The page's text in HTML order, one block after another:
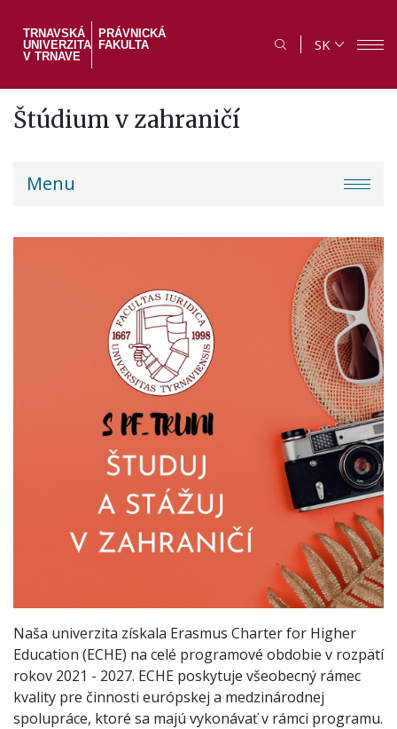
hlavný
TRNAVSKÁ
UNIVERZITA
V TRNAVE
PRÁVNICKÁ
FAKULTA
SK
Štúdium v zahraničí
PF
Menu
Naša univerzita získala Erasmus Charter for Higher
Education (ECHE) na celé programové obdobie v rozpätí
rokov 2021 - 2027. ECHE poskytuje všeobecný rámec
kvality pre činnosti európskej a medzinárodnej
spolupráce, ktoré sa majú vykonávať v rámci programu.